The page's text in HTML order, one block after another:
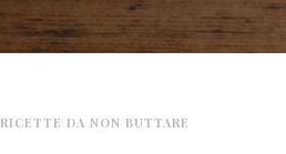
RICETTE DA NON BUTTARE